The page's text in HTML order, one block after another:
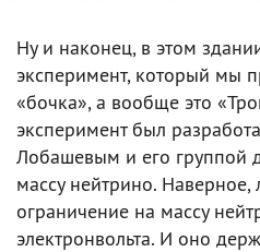
Ну и наконец, в этом
эксперимент, который мы
«бочка», а вообще это
эксперимент был
Лобашевым и его группой
массу нейтрино. Наверное,
ограничение на массу
электронвольта. И оно